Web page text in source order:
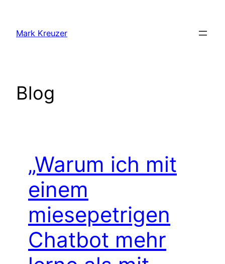
springen
Mark Kreuzer
Blog
„Warum ich mit
einem
miesepetrigen
Chatbot mehr